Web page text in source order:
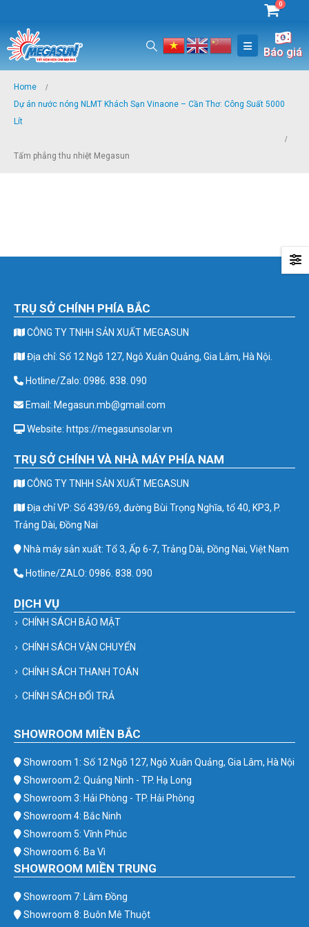
0
Báo giá
Home
Dự án nước nóng NLMT Khách Sạn Vinaone – Cần Thơ: Công Suất 5000
Lít
Tấm phẳng thu nhiệt Megasun
TRỤ SỞ CHÍNH PHÍA BẮC
CÔNG TY TNHH SẢN XUẤT MEGASUN
Địa chỉ: Số 12 Ngõ 127, Ngô Xuân Quảng, Gia Lâm, Hà Nội.
Hotline/Zalo: 0986. 838. 090
Email: Megasun.mb@gmail.com
Website: https://megasunsolar.vn
TRỤ SỞ CHÍNH VÀ NHÀ MÁY PHÍA NAM
CÔNG TY TNHH SẢN XUẤT MEGASUN
Địa chỉ VP: Số 439/69, đường Bùi Trọng Nghĩa, tổ 40, KP3, P.
Trảng Dài, Đồng Nai
Nhà máy sản xuất: Tổ 3, Ấp 6-7, Trảng Dài, Đồng Nai, Việt Nam
Hotline/ZALO: 0986. 838. 090
DỊCH VỤ
CHÍNH SÁCH BẢO MẬT
CHÍNH SÁCH VẬN CHUYỂN
CHÍNH SÁCH THANH TOÁN
CHÍNH SÁCH ĐỔI TRẢ
SHOWROOM MIỀN BẮC
Showroom 1: Số 12 Ngõ 127, Ngô Xuân Quảng, Gia Lâm, Hà Nội
Showroom 2: Quảng Ninh - TP. Hạ Long
Showroom 3: Hải Phòng - TP. Hải Phòng
Showroom 4: Bắc Ninh
Showroom 5: Vĩnh Phúc
Showroom 6: Ba Vì
SHOWROOM MIỀN TRUNG
Showroom 7: Lâm Đồng
Showroom 8: Buôn Mê Thuột